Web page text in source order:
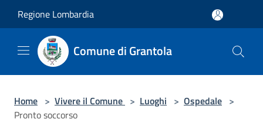
Regione Lombardia
Comune di Grantola
Home > Vivere il Comune > Luoghi > Ospedale >
Pronto soccorso